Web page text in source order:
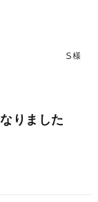
りました